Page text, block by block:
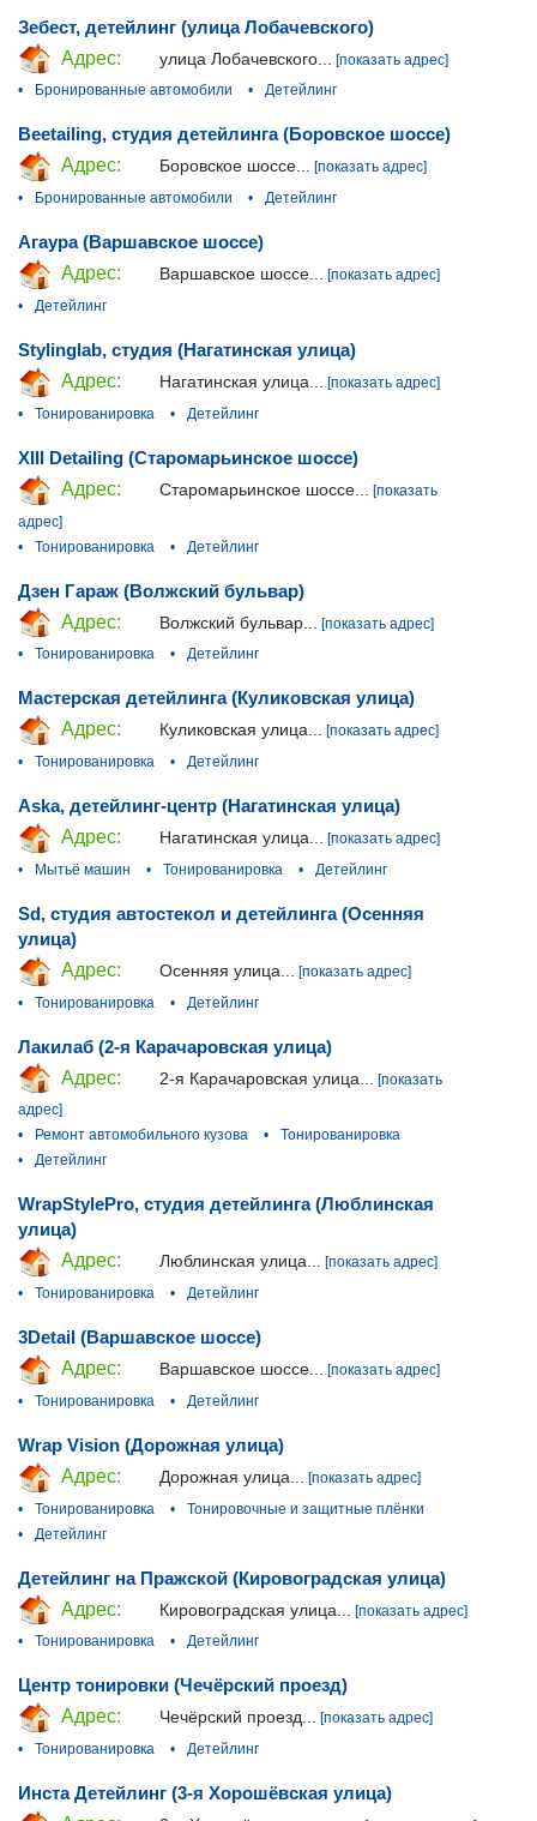
Зебест, детейлинг (улица Лобачевского)
Адрес:
улица Лобачевского...
[показать адрес]
•
Бронированные автомобили • Детейлинг
Beetailing, студия детейлинга (Боровское шоссе)
Адрес:
Боровское шоссе... [показать адрес]
•
Бронированные автомобили • Детейлинг
Агаура (Варшавское шоссе)
Адрес:
Варшавское шоссе... [показать адрес]
•
Детейлинг
Stylinglab, студия (Нагатинская улица)
Адрес:
Нагатинская улица...
[показать адрес]
•
Тонированировка • Детейлинг
XIII Detailing (Старомарьинское шоссе)
Адрес:
Старомарьинское шоссе...
[показать
адрес]
•
Тонированировка • Детейлинг
Дзен Гараж (Волжский бульвар)
Адрес:
Волжский бульвар...
[показать адрес]
•
Тонированировка • Детейлинг
Мастерская детейлинга (Куликовская улица)
Адрес:
Куликовская улица... [показать адрес]
•
Тонированировка • Детейлинг
Aska, детейлинг-центр (Нагатинская улица)
Адрес:
Нагатинская улица...
[показать адрес]
•
Мытьё машин • Тонированировка • Детейлинг
Sd, студия автостекол и детейлинга (Осенняя
улица)
Адрес:
Осенняя улица...
[показать адрес]
•
Тонированировка • Детейлинг
Лакилаб (2-я Карачаровская улица)
Адрес:
2-я Карачаровская улица...
[показать
адрес]
•
Ремонт автомобильного кузова •
Тонированировка
•
Детейлинг
WrapStylePro, студия детейлинга (Люблинская
улица)
Адрес:
Люблинская улица... [показать адрес]
•
Тонированировка • Детейлинг
3Detail (Варшавское шоссе)
Адрес:
Варшавское шоссе...
[показать адрес]
•
Тонированировка • Детейлинг
Wrap Vision (Дорожная улица)
Адрес:
Дорожная улица...
[показать адрес]
•
Тонированировка •
Тонировочные и защитные плёнки
•
Детейлинг
Детейлинг на Пражской (Кировоградская улица)
Адрес:
Кировоградская улица...
[показать адрес]
•
Тонированировка • Детейлинг
Центр тонировки (Чечёрский проезд)
Адрес:
Чечёрский проезд... [показать адрес]
•
Тонированировка • Детейлинг
Инста Детейлинг (3-я Хорошёвская улица)